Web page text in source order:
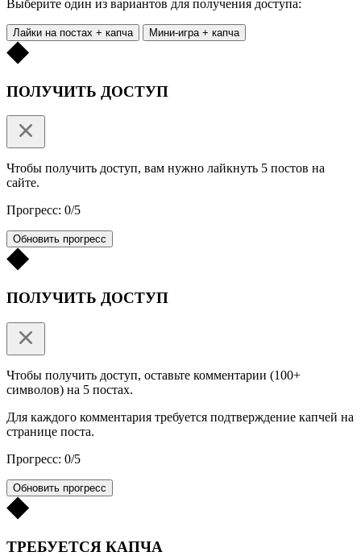
Выберите один из вариантов для получения доступа:
Лайки на постах + капча Мини-игра + капча
ПОЛУЧИТЬ ДОСТУП
Чтобы получить доступ, вам нужно лайкнуть 5 постов на
сайте.
Прогресс: 0/5
Обновить прогресс
ПОЛУЧИТЬ ДОСТУП
Чтобы получить доступ, оставьте комментарии (100+
символов) на 5 постах.
Для каждого комментария требуется подтверждение капчей на
странице поста.
Прогресс: 0/5
Обновить прогресс
ТРЕБУЕТСЯ КАПЧА